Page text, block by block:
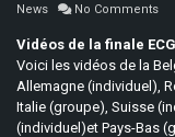
News
No Comments
Vidéos de la finale
Voici les vidéos de la
Allemagne (individuel),
Italie (groupe), Suisse
(individuel)et Pays-Bas